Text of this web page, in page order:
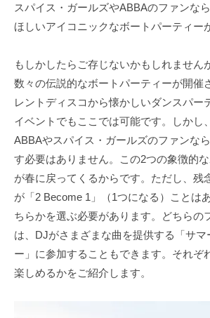
i
g
s
y
a
m
a
の
コ
ン
スパイス・ガールズやABBAのファンな
ほしいアイコニックなボートパーティー
もしかしたらご存じないかもしれません
数々の伝説的なボートパーティーが開催
レントディスコから懐かしいダンスパー
イベントでもここでは可能です。しかし
ABBAやスパイス・ガールズのファンな
す必要はありません。この2つの象徴的
が春に戻ってくるからです。ただし、残
が「2 Become 1」（1つになる）ことは
ちらかを選ぶ必要があります。どちらの
は、DJがさまざまな曲を提供する「サマ
ー」に参加することもできます。それぞ
楽しめるかをご紹介します。